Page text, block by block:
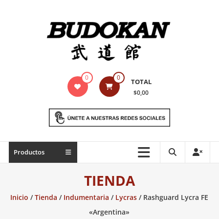
Indumentaria
marciales
Todo
necesario
de
0 0 TOTAL
$0,00
Productos
TIENDA
Inicio /Tienda / Indumentaria / Lycras / Rashguard Lycra FE
«Argentina»